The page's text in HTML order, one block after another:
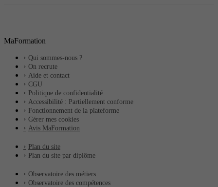
MaFormation
Qui sommes-nous ?
On recrute
Aide et contact
CGU
Politique de confidentialité
Accessibilité : Partiellement conforme
Fonctionnement de la plateforme
Gérer mes cookies
Avis MaFormation
Plan du site
Plan du site par diplôme
Observatoire des métiers
Observatoire des compétences